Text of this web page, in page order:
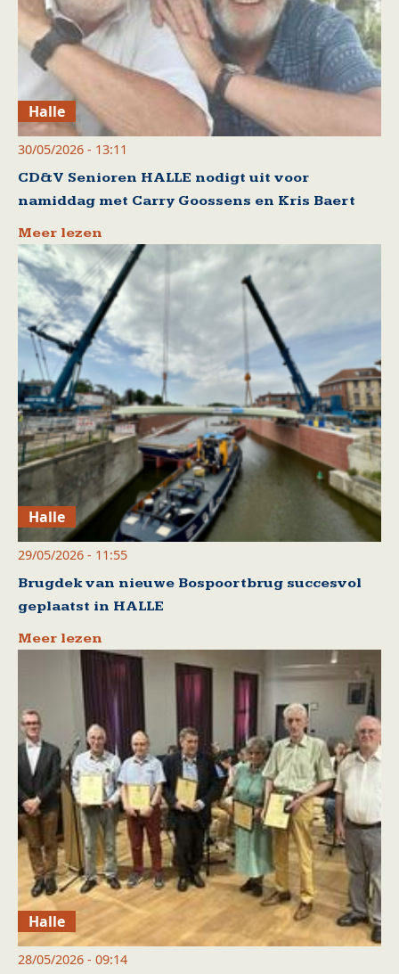
Halle
30/05/2026 - 13:11
CD&V Senioren HALLE nodigt uit voor
namiddag met Carry Goossens en Kris Baert
Meer lezen
Halle
29/05/2026 - 11:55
Brugdek van nieuwe Bospoortbrug succesvol
geplaatst in HALLE
Meer lezen
Halle
28/05/2026 - 09:14